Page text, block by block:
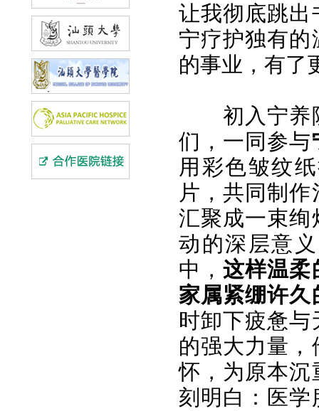
让我彻底跳出
宁疗护独有
的事业，有了
初入宁养
们，一同参与
用彩色皱纹
片，共同制
汇聚成一束绚
动的深层意
中，这样温柔
家属紧绷许
时卸下疲惫
的强大力量
怀，为原本沉
刻明白：医